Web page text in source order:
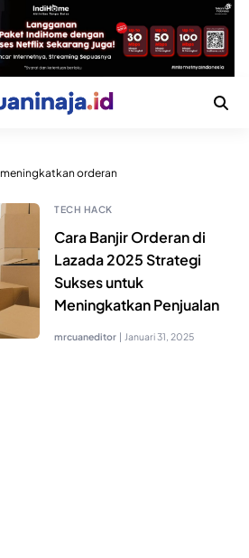
meningkatkan orderan
TECH HACK
Cara Banjir Orderan di
Lazada 2025 Strategi
Sukses untuk
Meningkatkan Penjualan
mrcuaneditor | Januari 31, 2025